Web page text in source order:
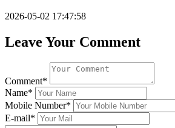
2026-05-02 17:47:58
Leave Your Comment
Comment*
Name*
Mobile Number*
E-mail*